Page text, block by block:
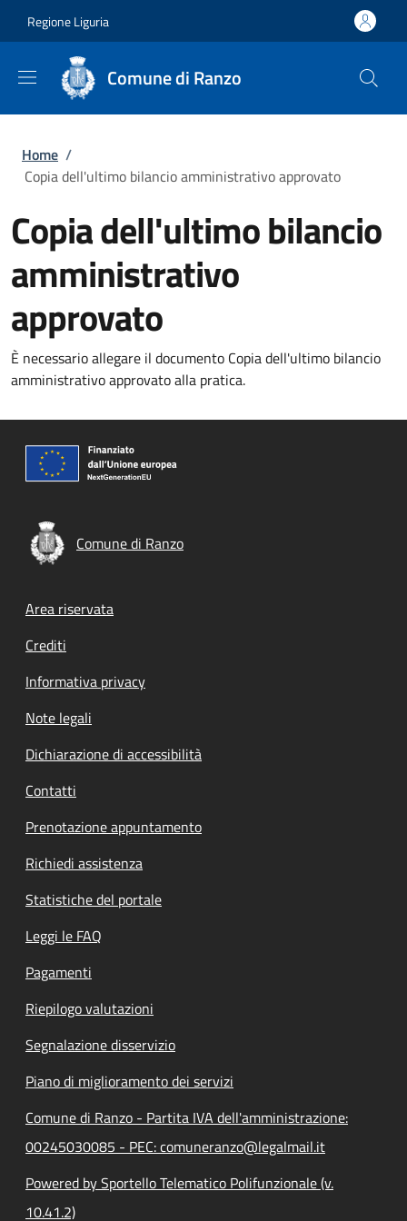
Regione Liguria
Comune di Ranzo
Briciole di pane
Home /
Copia dell'ultimo bilancio amministrativo approvato
Copia dell'ultimo bilancio
amministrativo
approvato
È necessario allegare il documento Copia dell'ultimo bilancio
amministrativo approvato alla pratica.
Comune di Ranzo
Footer menu
Area riservata
Crediti
Informativa privacy
Note legali
Dichiarazione di accessibilità
Contatti
Prenotazione appuntamento
Richiedi assistenza
Statistiche del portale
Leggi le FAQ
Pagamenti
Riepilogo valutazioni
Segnalazione disservizio
Piano di miglioramento dei servizi
Comune di Ranzo - Partita IVA dell'amministrazione:
00245030085 - PEC: comuneranzo@legalmail.it
Powered by Sportello Telematico Polifunzionale (v.
10.41.2)